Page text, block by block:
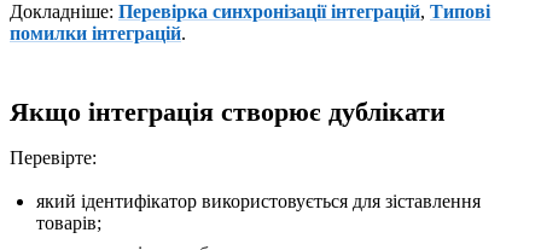
Докладніше: Перевірка синхронізації інтеграцій, Типові
помилки інтеграцій.
Якщо інтеграція створює дублікати
Перевірте:
який ідентифікатор використовується для зіставлення
товарів;